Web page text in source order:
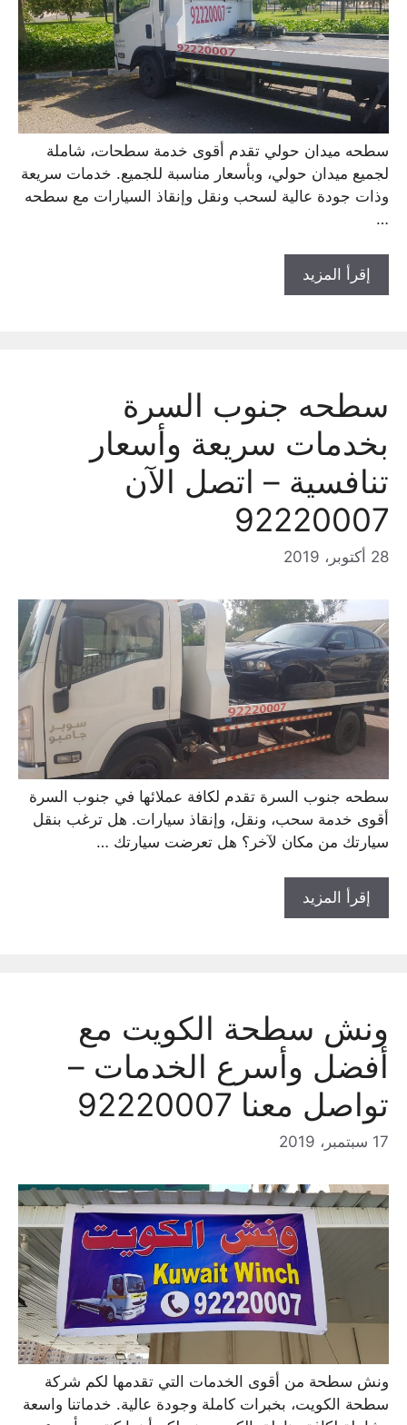
سطحه ميدان حولي تقدم أقوى خدمة سطحات، شاملة
لجميع ميدان حولي، وبأسعار مناسبة للجميع. خدمات سريعة
وذات جودة عالية لسحب ونقل وإنقاذ السيارات مع سطحه
إقرأ المزيد
سطحه جنوب السرة
بخدمات سريعة وأسعار
تنافسية – اتصل الآن
92220007
سطحه جنوب السرة تقدم لكافة عملائها في جنوب السرة
أقوى خدمة سحب، ونقل، وإنقاذ سيارات. هل ترغب بنقل
سيارتك من مكان لآخر؟ هل تعرضت سيارتك …
إقرأ المزيد
ونش سطحة الكويت مع
أفضل وأسرع الخدمات –
تواصل معنا 92220007
ونش سطحة من أقوى الخدمات التي تقدمها لكم شركة
سطحة الكويت، بخبرات كاملة وجودة عالية. خدماتنا واسعة